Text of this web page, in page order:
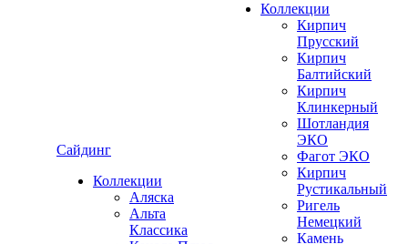
Сайдинг
Коллекции
Аляска
Альта
Классика
Коллекции
Кирпич
Прусский
Кирпич
Балтийский
Кирпич
Клинкерный
Шотландия
ЭКО
Фагот ЭКО
Кирпич
Рустикальный
Ригель
Немецкий
Камень